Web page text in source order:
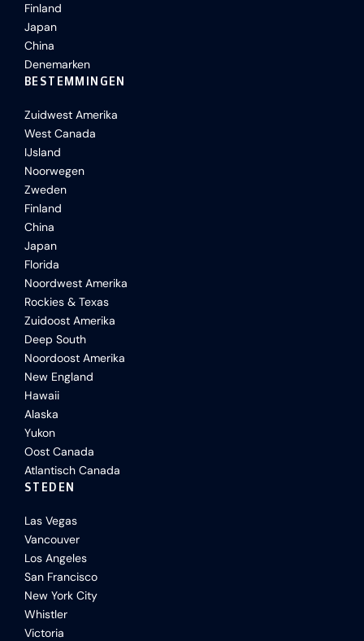
Finland
Japan
China
Denemarken
BESTEMMINGEN
Zuidwest Amerika
West Canada
IJsland
Noorwegen
Zweden
Finland
China
Japan
Florida
Noordwest Amerika
Rockies & Texas
Zuidoost Amerika
Deep South
Noordoost Amerika
New England
Hawaii
Alaska
Yukon
Oost Canada
Atlantisch Canada
STEDEN
Las Vegas
Vancouver
Los Angeles
San Francisco
New York City
Whistler
Victoria